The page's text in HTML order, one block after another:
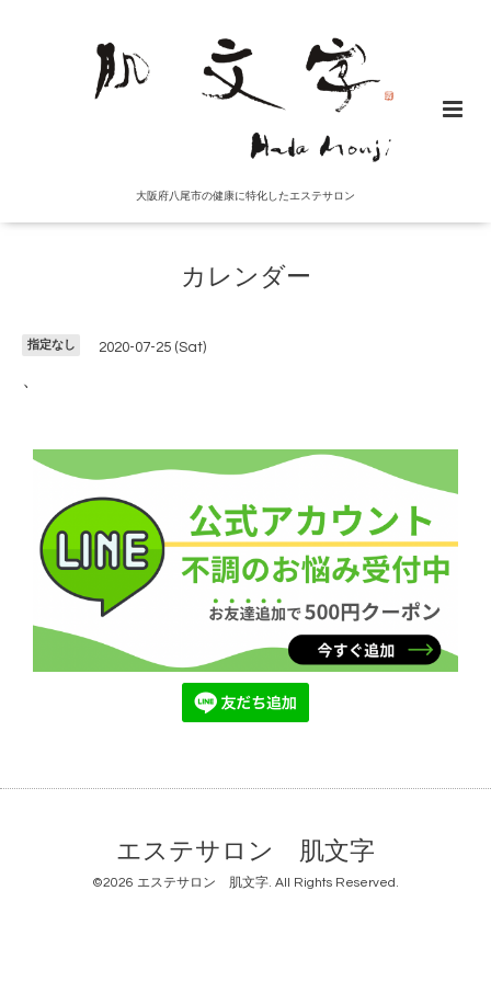
大阪府八尾市の健康に特化したエステサロン
カレンダー
指定なし 2020-07-25 (Sat)
、
エステサロン 肌文字
©2026 エステサロン 肌文字. All Rights Reserved.